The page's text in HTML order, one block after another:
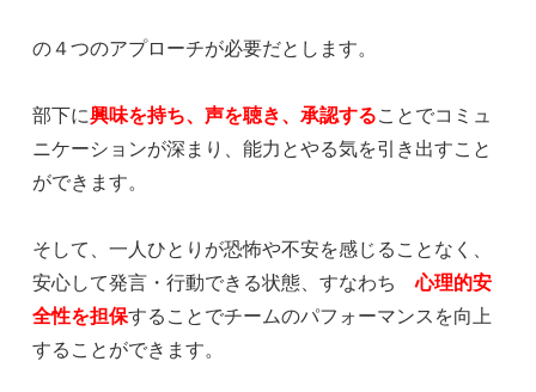
の４つのアプローチが必要だとします。
部下に興味を持ち、声を聴き、承認することでコミュ
ニケーションが深まり、能力とやる気を引き出すこと
ができます。
そして、一人ひとりが恐怖や不安を感じることなく、
安心して発言・行動できる状態、すなわち心理的安
全性を担保することでチームのパフォーマンスを向上
することができます。